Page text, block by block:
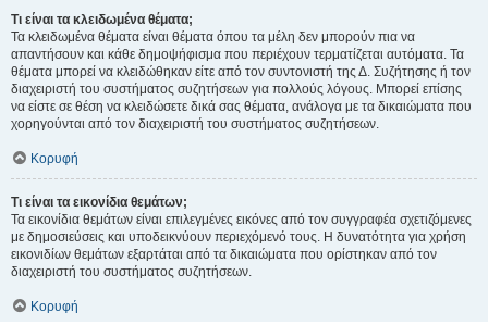
Τι είναι τα κλειδωμένα θέματα;
Τα κλειδωμένα θέματα είναι θέματα όπου τα μέλη δεν μπορούν πια να
απαντήσουν και κάθε δημοψήφισμα που περιέχουν τερματίζεται αυτόματα. Τα
θέματα μπορεί να κλειδώθηκαν είτε από τον συντονιστή της Δ. Συζήτησης ή τον
διαχειριστή του συστήματος συζητήσεων για πολλούς λόγους. Μπορεί επίσης
να είστε σε θέση να κλειδώσετε δικά σας θέματα, ανάλογα με τα δικαιώματα που
χορηγούνται από τον διαχειριστή του συστήματος συζητήσεων.
Κορυφή
Τι είναι τα εικονίδια θεμάτων;
Τα εικονίδια θεμάτων είναι επιλεγμένες εικόνες από τον συγγραφέα σχετιζόμενες
με δημοσιεύσεις και υποδεικνύουν περιεχόμενό τους. Η δυνατότητα για χρήση
εικονιδίων θεμάτων εξαρτάται από τα δικαιώματα που ορίστηκαν από τον
διαχειριστή του συστήματος συζητήσεων.
Κορυφή